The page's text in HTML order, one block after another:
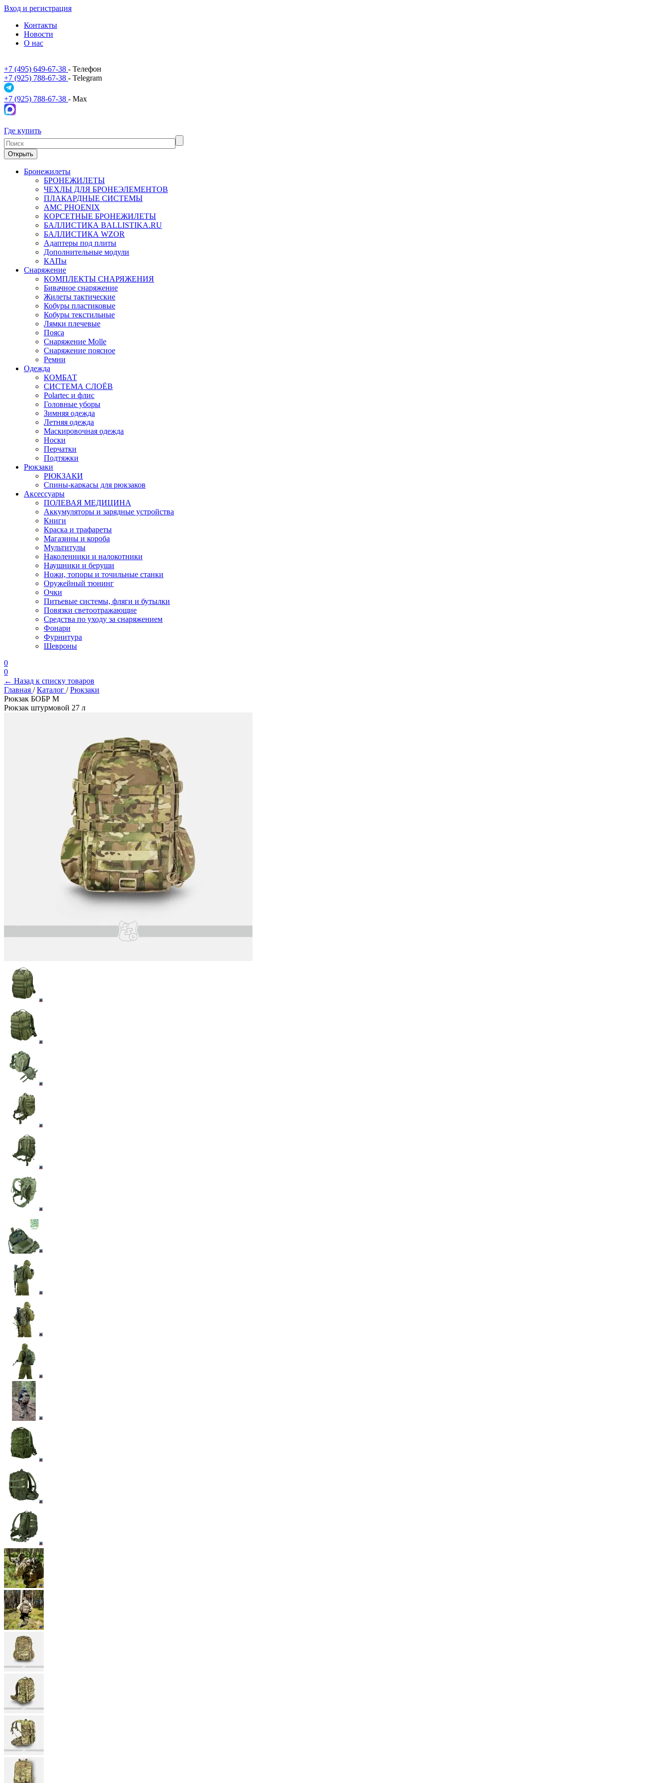
Вход и регистрация
Контакты
Новости
О нас
+7 (495) 649-67-38 - Телефон
+7 (925) 788-67-38 - Telegram
+7 (925) 788-67-38 - Max
Где купить
Открыть
Бронежилеты
БРОНЕЖИЛЕТЫ
ЧЕХЛЫ ДЛЯ БРОНЕЭЛЕМЕНТОВ
ПЛАКАРДНЫЕ СИСТЕМЫ
АМС PHOENIX
КОРСЕТНЫЕ БРОНЕЖИЛЕТЫ
БАЛЛИСТИКА BALLISTIKA.RU
БАЛЛИСТИКА WZOR
Адаптеры под плиты
Дополнительные модули
КАПы
Снаряжение
КОМПЛЕКТЫ СНАРЯЖЕНИЯ
Бивачное снаряжение
Жилеты тактические
Кобуры пластиковые
Кобуры текстильные
Лямки плечевые
Пояса
Снаряжение Molle
Снаряжение поясное
Ремни
Одежда
КОМБАТ
СИСТЕМА СЛОЁВ
Polartec и флис
Головные уборы
Зимняя одежда
Летняя одежда
Маскировочная одежда
Носки
Перчатки
Подтяжки
Рюкзаки
РЮКЗАКИ
Спины-каркасы для рюкзаков
Аксессуары
ПОЛЕВАЯ МЕДИЦИНА
Аккумуляторы и зарядные устройства
Книги
Краска и трафареты
Магазины и короба
Мультитулы
Наколенники и налокотники
Наушники и беруши
Ножи, топоры и точильные станки
Оружейный тюнинг
Очки
Питьевые системы, фляги и бутылки
Повязки светоотражающие
Средства по уходу за снаряжением
Фонари
Фурнитура
Шевроны
0
0
← Назад к списку товаров
Главная / Каталог / Рюкзаки
Рюкзак БОБР М
Рюкзак штурмовой 27 л